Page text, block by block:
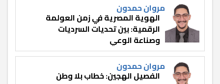
مروان حمدون
الهوية المصرية في زمن العولمة
الرقمية: بين تحديات السرديات
وصناعة الوعي
مروان حمدون
الفصيل الهجين: خطاب بلا وطن